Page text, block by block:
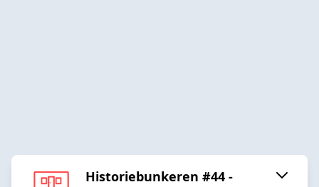
Historiebunkeren #44 -